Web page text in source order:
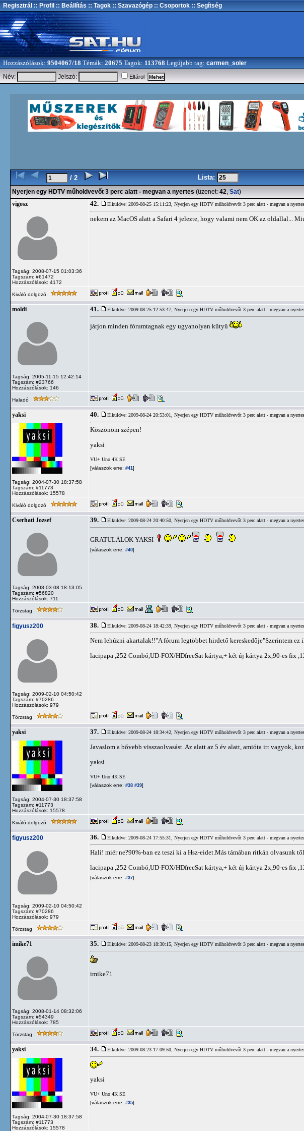
Regisztrál :: Profil :: Beállítás :: Tagok :: Szavazógép :: Csoportok :: Segítség
Hozzászólások: 9504067/18 Témák: 20675 Tagok: 113768 Legújabb tag: carmen_soler
Név: Jelszó: Eltárol
/ 2 Lista:
Nyerjen egy HDTV műholdvevőt 3 perc alatt - megvan a nyertes (üzenet: 42, Sat)
vigosz
Tagság: 2008-07-15 01:03:36
Tagszám: #61472
Hozzászólások: 4172
42. Elküldve: 2009-08-25 15:11:23, Nyerjen egy HDTV műholdvevőt 3 perc alatt - megvan a nyertes
nekem az MacOS alatt a Safari 4 jelezte, hogy valami nem OK az oldallal...
Kiváló dolgozó
moldi
Tagság: 2005-11-15 12:42:14
Tagszám: #23766
Hozzászólások: 146
41. Elküldve: 2009-08-25 12:53:47, Nyerjen egy HDTV műholdvevőt 3 perc alatt - megvan a nyertes
járjon minden fórumtagnak egy ugyanolyan kütyü
Haladó
yaksi
Tagság: 2004-07-30 18:37:58
Tagszám: #11773
Hozzászólások: 15578
40. Elküldve: 2009-08-24 20:53:01, Nyerjen egy HDTV műholdvevőt 3 perc alatt - megvan a nyertes
Köszönöm szépen!
yaksi
VU+ Uno 4K SE
[válaszok erre: #41]
Kiváló dolgozó
Cserhati Jozsef
Tagság: 2008-03-08 18:13:05
Tagszám: #56820
Hozzászólások: 711
39. Elküldve: 2009-08-24 20:40:50, Nyerjen egy HDTV műholdvevőt 3 perc alatt - megvan a nyertes
GRATULÁLOK YAKSI
[válaszok erre: #40]
Törzstag
figyusz200
Tagság: 2009-02-10 04:50:42
Tagszám: #70286
Hozzászólások: 979
38. Elküldve: 2009-08-24 18:42:39, Nyerjen egy HDTV műholdvevőt 3 perc alatt - megvan a nyertes
Nem lehúzni akartalak!!"A fórum legtöbbet hirdető kereskedője"Szerintem
lacipapa ,252 Combó,UD-FOX/HDfreeSat kártya,+ két új kártya 2x,90-es fix
Törzstag
yaksi
Tagság: 2004-07-30 18:37:58
Tagszám: #11773
Hozzászólások: 15578
37. Elküldve: 2009-08-24 18:34:42, Nyerjen egy HDTV műholdvevőt 3 perc alatt - megvan a nyertes
Javaslom a bővebb visszaolvasást. Az alatt az 5 év alatt, amióta itt vagyok,
yaksi
VU+ Uno 4K SE
[válaszok erre: #38 #39]
Kiváló dolgozó
figyusz200
Tagság: 2009-02-10 04:50:42
Tagszám: #70286
Hozzászólások: 979
36. Elküldve: 2009-08-24 17:55:31, Nyerjen egy HDTV műholdvevőt 3 perc alatt - megvan a nyertes
Hali! miér ne?90%-ban ez teszi ki a Hsz-eidet.Más támában ritkán olvasunk
lacipapa ,252 Combó,UD-FOX/HDfreeSat kártya,+ két új kártya 2x,90-es fix
[válaszok erre: #37]
Törzstag
imike71
Tagság: 2008-01-14 08:32:06
Tagszám: #54349
Hozzászólások: 785
35. Elküldve: 2009-08-23 18:30:15, Nyerjen egy HDTV műholdvevőt 3 perc alatt - megvan a nyertes
imike71
Törzstag
yaksi
Tagság: 2004-07-30 18:37:58
Tagszám: #11773
Hozzászólások: 15578
34. Elküldve: 2009-08-23 17:09:50, Nyerjen egy HDTV műholdvevőt 3 perc alatt - megvan a nyertes
yaksi
VU+ Uno 4K SE
[válaszok erre: #35]